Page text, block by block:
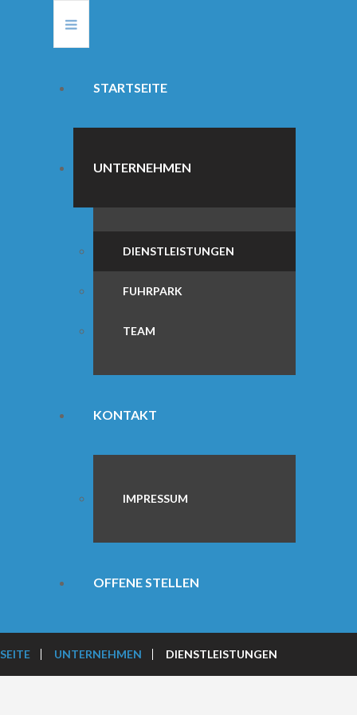
STARTSEITE
UNTERNEHMEN
DIENSTLEISTUNGEN
FUHRPARK
TEAM
KONTAKT
IMPRESSUM
OFFENE STELLEN
UNTERNEHMEN DIENSTLEISTUNGEN